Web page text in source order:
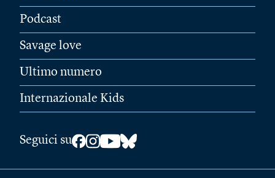
Podcast
Savage love
Ultimo numero
Internazionale Kids
Seguici su